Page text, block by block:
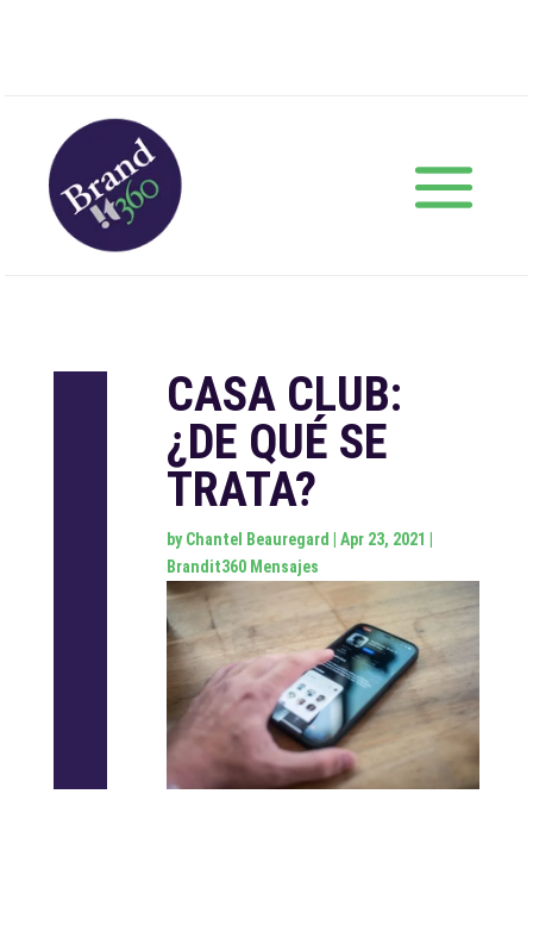
CASA CLUB:
¿DE QUÉ SE
TRATA?
byChantel Beauregard Apr 23, 2021
Brandit360 Mensajes